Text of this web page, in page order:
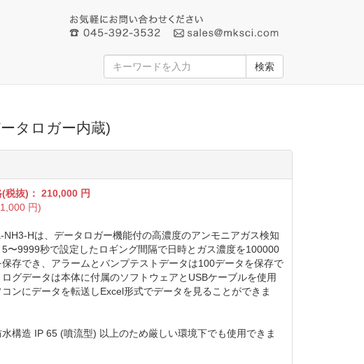
検索
タロガー内蔵)
(税抜)：210,000 円
円)
NH3-Hは、データロガー機能付の高濃度のアンモニアガス検知
〜9999秒で設定したロギング間隔で日時とガス濃度を100000
存でき、アラームとバンプテストデータは100データを保存で
ログデータは本体に付属のソフトウェアとUSBケーブルを使用
コンにデータを転送しExcel形式でデータを見ることができま
構造 IP 65 (噴流型) 以上のため厳しい環境下でも使用できま